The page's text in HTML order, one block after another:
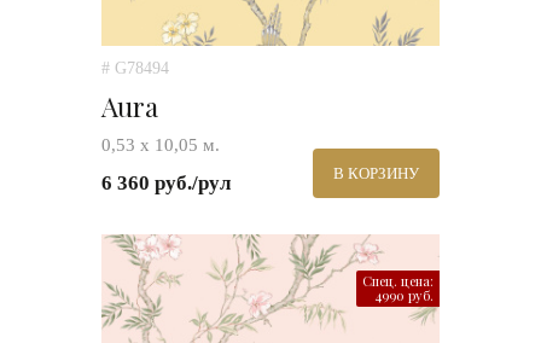
# G78494
Aura
0,53 х 10,05 м.
6 360 руб./рул В КОРЗИНУ
Спец. цена:
4990 руб.